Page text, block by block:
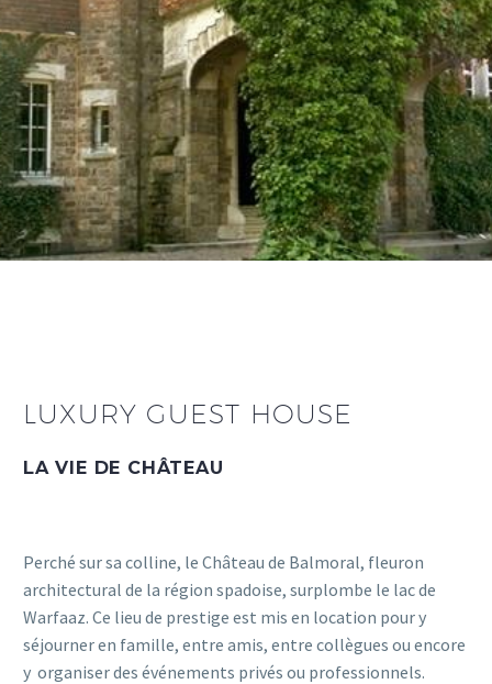
LUXURY GUEST HOUSE
LA VIE DE CHÂTEAU
Perché sur sa colline, le Château de Balmoral, fleuron
architectural de la région spadoise, surplombe le lac de
Warfaaz. Ce lieu de prestige est mis en location pour y
séjourner en famille, entre amis, entre collègues ou encore
y organiser des événements privés ou professionnels.